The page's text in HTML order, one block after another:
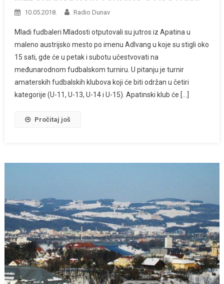
10.05.2018. Radio Dunav
Mladi fudbaleri Mladosti otputovali su jutros iz Apatina u
maleno austrijsko mesto po imenu Adlvang u koje su stigli oko
15 sati, gde će u petak i subotu učestvovati na
međunarodnom fudbalskom turniru. U pitanju je turnir
amaterskih fudbalskih klubova koji će biti održan u četiri
kategorije (U-11, U-13, U-14 i U-15). Apatinski klub će […]
Pročitaj još